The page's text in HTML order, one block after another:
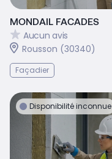
MONDAIL FACADES
Aucun avis
Rousson (30340)
Façadier
Disponibilité inconnue